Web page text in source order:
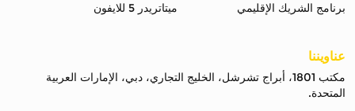
برنامج الشريك الإقليمي
ميتاتريدر 5 للايفون
عناويننا
مكتب 1801، أبراج تشرشل، الخليج التجاري، دبي، الإمارات العربية
المتحدة.